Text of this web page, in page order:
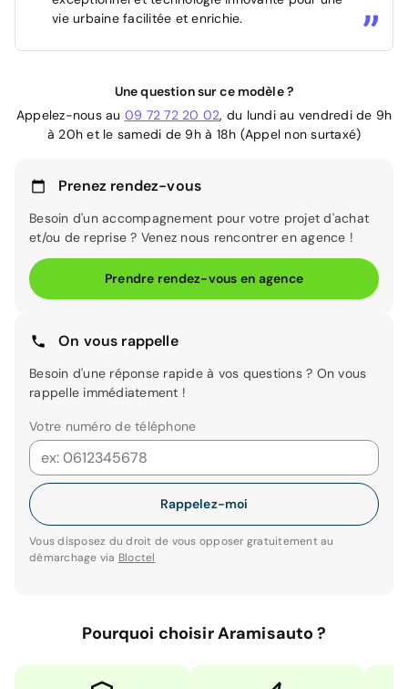
vie urbaine facilitée et enrichie.
Une question sur ce modèle ?
Appelez-nous au 09 72 72 20 02, du lundi au vendredi de 9h
à 20h et le samedi de 9h à 18h (Appel non surtaxé)
Prenez rendez-vous
Besoin d'un accompagnement pour votre projet d'achat
et/ou de reprise ? Venez nous rencontrer en agence !
Prendre rendez-vous en agence
On vous rappelle
Besoin d'une réponse rapide à vos questions ? On vous
rappelle immédiatement !
Votre numéro de téléphone
Rappelez-moi
Vous disposez du droit de vous opposer gratuitement au
démarchage via Bloctel
Pourquoi choisir Aramisauto ?